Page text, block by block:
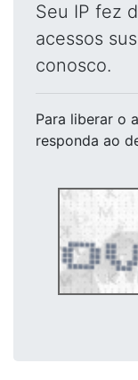
Seu IP fez
acessos
conosco.
Para liberar o
responda ao